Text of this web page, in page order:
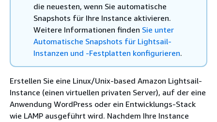
die neuesten, wenn Sie automatische
Snapshots für Ihre Instance aktivieren.
Weitere Informationen finden Sie unter
Automatische Snapshots für Lightsail-
Instanzen und -Festplatten konfigurieren.
Erstellen Sie eine Linux/Unix-based Amazon Lightsail-
Instance (einen virtuellen privaten Server), auf der eine
Anwendung WordPress oder ein Entwicklungs-Stack
wie LAMP ausgeführt wird. Nachdem Ihre Instance